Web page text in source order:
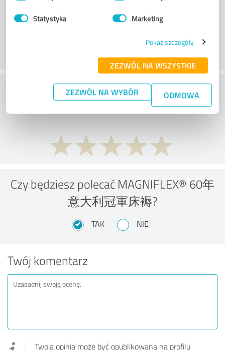
Statystyka Marketing
Pokaż szczegóły
ZEZWÓL NA WSZYSTKIE
ZEZWÓL NA WYBÓR ODMOWA
Obsługa klienta
Co sądzisz o stosunku ceny do
wydajności?
Czy będziesz polecać MAGNIFLEX® 60年
意大利冠軍床褥?
TAK NIE
Twój komentarz
Twoja opinia może być opublikowana na profilu